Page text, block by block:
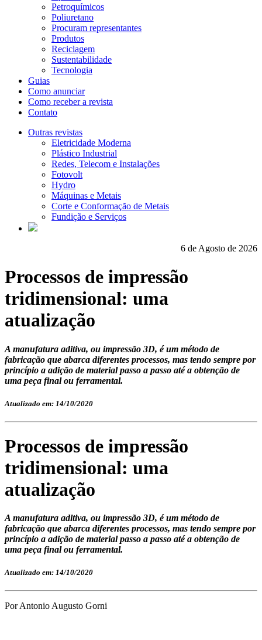
Petroquímicos
Poliuretano
Procuram representantes
Produtos
Reciclagem
Sustentabilidade
Tecnologia
Guias
Como anunciar
Como receber a revista
Contato
Outras revistas
Eletricidade Moderna
Plástico Industrial
Redes, Telecom e Instalações
Fotovolt
Hydro
Máquinas e Metais
Corte e Conformação de Metais
Fundição e Serviços
6 de Agosto de 2026
Processos de impressão
tridimensional: uma
atualização
A manufatura aditiva, ou impressão 3D, é um método de
fabricação que abarca diferentes processos, mas tendo sempre por
princípio a adição de material passo a passo até a obtenção de
uma peça final ou ferramental.
Atualizado em: 14/10/2020
Processos de impressão
tridimensional: uma
atualização
A manufatura aditiva, ou impressão 3D, é um método de
fabricação que abarca diferentes processos, mas tendo sempre por
princípio a adição de material passo a passo até a obtenção de
uma peça final ou ferramental.
Atualizado em: 14/10/2020
Por Antonio Augusto Gorni